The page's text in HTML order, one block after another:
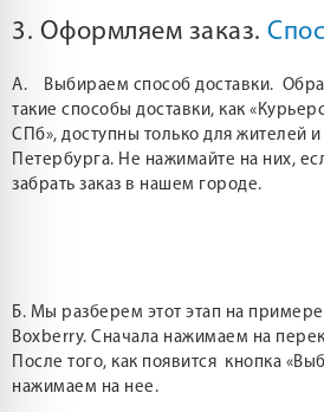
3. Оформляем заказ.
А. Выбираем способ доставки.
такие способы доставки, как
СПб», доступны только для жителей и
Петербурга. Не нажимайте на них,
забрать заказ в нашем городе.
Б. Мы разберем этот этап на
Boxberry. Сначала нажимаем на
После того, как появится кнопка
нажимаем на нее.